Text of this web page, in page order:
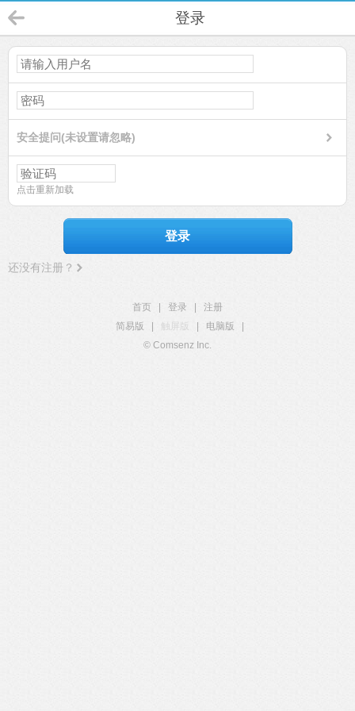
登录
安全提问(未设置请忽略)
点击重新加载
登录
还没有注册？
首页 登录
注册
简易版
触屏版 电脑版
© Comsenz Inc.